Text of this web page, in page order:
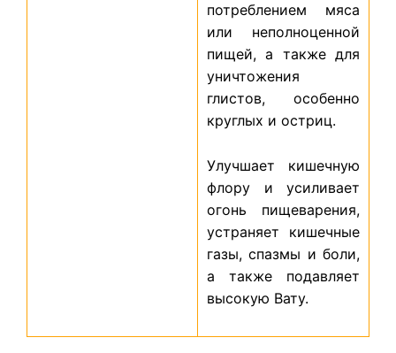
потреблением мяса
или неполноценной
пищей, а также для
уничтожения
глистов, особенно
круглых и остриц.
Улучшает кишечную
флору и усиливает
огонь пищеварения,
устраняет кишечные
газы, спазмы и боли,
а также подавляет
высокую Вату.